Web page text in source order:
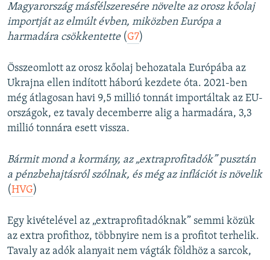
Magyarország másfélszeresére növelte az orosz kőolaj
importját az elmúlt évben, miközben Európa a
harmadára csökkentette(G7)
Összeomlott az orosz kőolaj behozatala Európába az
Ukrajna ellen indított háború kezdete óta. 2021-ben
még átlagosan havi 9,5 millió tonnát importáltak az EU-
országok, ez tavaly decemberre alig a harmadára, 3,3
millió tonnára esett vissza.
Bármit mond a kormány, az „extraprofitadók” pusztán
a pénzbehajtásról szólnak, és még az inflációt is növelik
(HVG)
Egy kivételével az „extraprofitadóknak” semmi közük
az extra profithoz, többnyire nem is a profitot terhelik.
Tavaly az adók alanyait nem vágták földhöz a sarcok,